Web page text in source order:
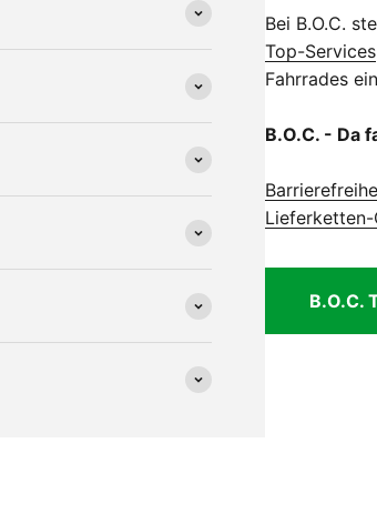
Bei B.O.C.
Top-Services
Fahrrades
B.O.C. - Da
Lieferketten-
B.O.C.